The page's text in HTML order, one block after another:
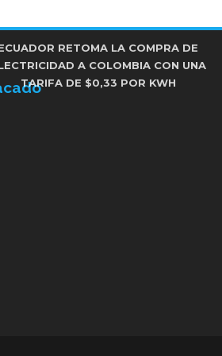
RETOMA LA COMPRA DE
A COLOMBIA CON UNA
TARIFA DE $0,33 POR KWH
CONFIRMA INVESTIGACIONES
CONTRA ALCALDES Y
PREFECTOS DE ECUADOR
PRESUNTO ENVENENAMIENTO
ANIMALES EN EL SUR DE QUITO